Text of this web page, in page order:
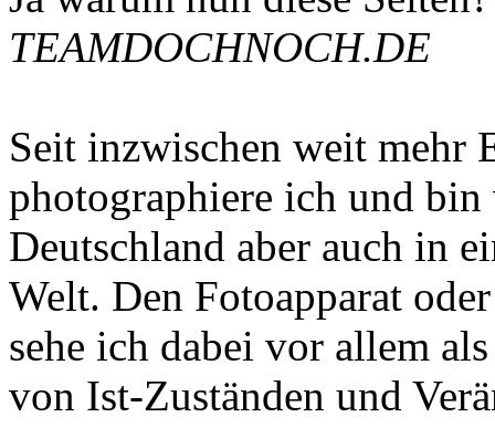
TEAMDOCHNOCH.DE
Seit inzwischen weit mehr
photographiere ich und
Deutschland aber auch in
Welt. Den Fotoapparat
sehe ich dabei vor allem
von Ist-Zuständen und